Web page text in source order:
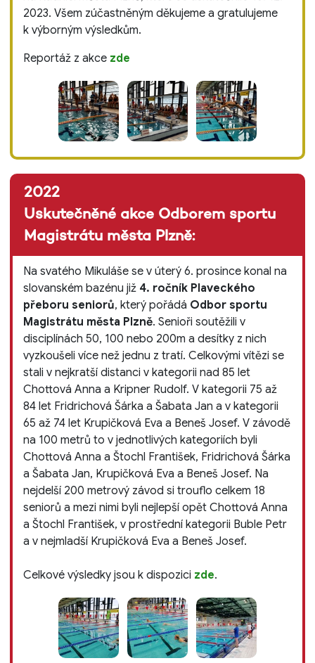
2023. Všem zúčastněným děkujeme a gratulujeme
k výborným výsledkům.
Reportáž z akce zde
2022
Uskutečněné akce Odborem sportu
Magistrátu města Plzně:
Na svatého Mikuláše se v úterý 6. prosince konal na
slovanském bazénu již 4. ročník Plaveckého
přeboru seniorů, který pořádá Odbor sportu
Magistrátu města Plzně. Senioři soutěžili v
disciplínách 50, 100 nebo 200m a desítky z nich
vyzkoušeli více než jednu z tratí. Celkovými vítězi se
stali v nejkratší distanci v kategorii nad 85 let
Chottová Anna a Kripner Rudolf. V kategorii 75 až
84 let Fridrichová Šárka a Šabata Jan a v kategorii
65 až 74 let Krupičková Eva a Beneš Josef. V závodě
na 100 metrů to v jednotlivých kategoriích byli
Chottová Anna a Štochl František, Fridrichová Šárka
a Šabata Jan, Krupičková Eva a Beneš Josef. Na
nejdelší 200 metrový závod si trouflo celkem 18
seniorů a mezi nimi byli nejlepší opět Chottová Anna
a Štochl František, v prostřední kategorii Buble Petr
a v nejmladší Krupičková Eva a Beneš Josef.
Celkové výsledky jsou k dispozici zde.